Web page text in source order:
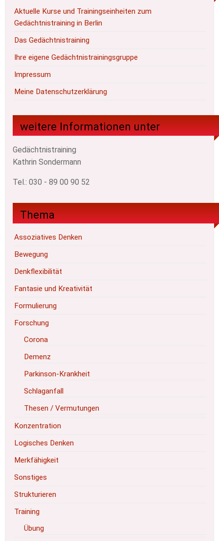
Aktuelle Kurse und Trainingseinheiten zum
Gedächtnistraining in Berlin
Das Gedächtnistraining
Ihre eigene Gedächtnistrainingsgruppe
Impressum
Meine Datenschutzerklärung
weitere Informationen unter
Gedächtnistraining
Kathrin Sondermann
Tel.: 030 - 89 00 90 52
Thema
Assoziatives Denken
Bewegung
Denkflexibilität
Fantasie und Kreativität
Formulierung
Forschung
Corona
Demenz
Parkinson-Krankheit
Schlaganfall
Thesen / Vermutungen
Konzentration
Logisches Denken
Merkfähigkeit
Sonstiges
Strukturieren
Training
Übung